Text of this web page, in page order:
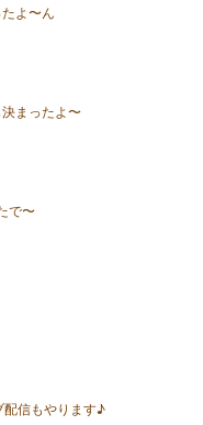
よ〜ん
まったよ〜
で〜
配信もやります♪